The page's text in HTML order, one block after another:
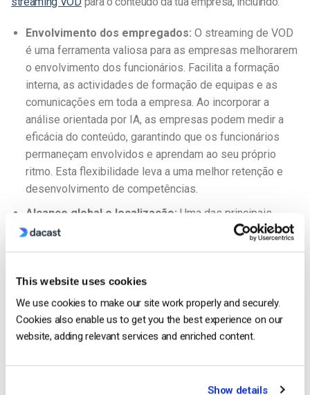
This website uses cookies
We use cookies to make our site work properly and securely.
Cookies also enable us to get you the best experience on our
website, adding relevant services and enriched content.
Show details
Envolvimento dos empregados: O streaming de VOD
é uma ferramenta valiosa para as empresas melhorarem
o envolvimento dos funcionários. Facilita a formação
interna, as actividades de formação de equipas e as
comunicações em toda a empresa. Ao incorporar a
análise orientada por IA, as empresas podem medir a
eficácia do conteúdo, garantindo que os funcionários
permaneçam envolvidos e aprendam ao seu próprio
ritmo. Esta flexibilidade leva a uma melhor retenção e
desenvolvimento de competências.
Alcance global e localização: Uma das principais
vantagens das melhores plataformas VOD para
recomendações de conteúdo específicas da região
garantem que as empresas possam envolver
efetivamente os espectadores internacionais. Esse
nível de localização torna mais fácil para as empresas
públicos.